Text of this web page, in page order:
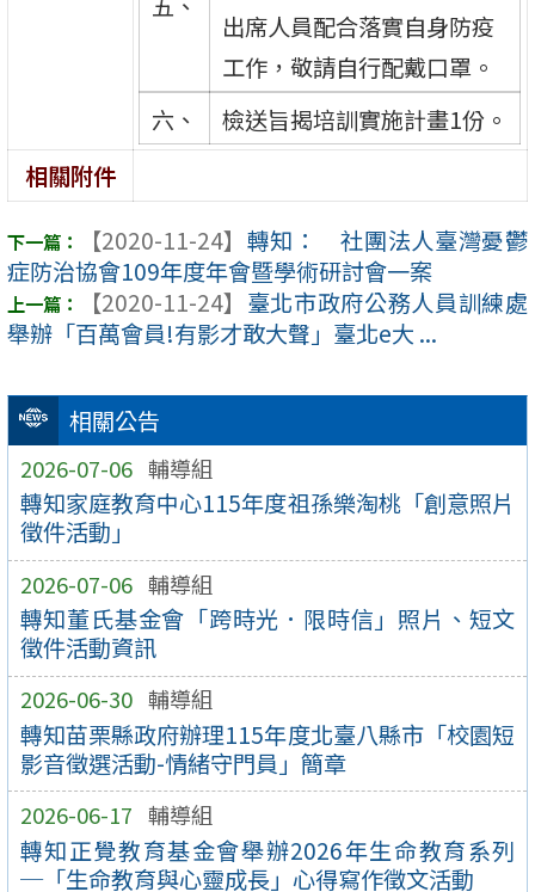
相關公告
2026-07-06 輔導組
轉知家庭教育中心115年度祖孫樂淘桃「創意照片
徵件活動」
2026-07-06 輔導組
轉知董氏基金會「跨時光．限時信」照片、短文
徵件活動資訊
2026-06-30 輔導組
轉知苗栗縣政府辦理115年度北臺八縣市「校園短
影音徵選活動-情緒守門員」簡章
2026-06-17 輔導組
轉知正覺教育基金會舉辦2026年生命教育系列
─「生命教育與心靈成長」心得寫作徵文活動
出席人員配合落實自身防疫
工作，敬請自行配戴口罩。
六、
檢送旨揭培訓實施計畫1份。
相關附件
【2020-11-24】 轉知： 社團法人臺灣憂鬱
症防治協會109年度年會暨學術研討會一案
【2020-11-24】 臺北市政府公務人員訓練處
舉辦「百萬會員!有影才敢大聲」臺北e大 ...